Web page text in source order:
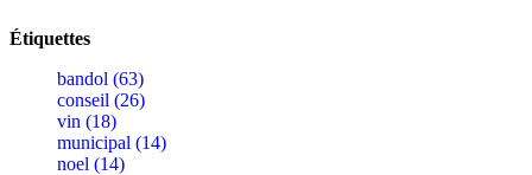
Étiquettes
bandol (63)
conseil (26)
vin (18)
municipal (14)
noel (14)